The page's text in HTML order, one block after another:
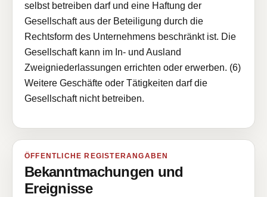
selbst betreiben darf und eine Haftung der
Gesellschaft aus der Beteiligung durch die
Rechtsform des Unternehmens beschränkt ist. Die
Gesellschaft kann im In- und Ausland
Zweigniederlassungen errichten oder erwerben. (6)
Weitere Geschäfte oder Tätigkeiten darf die
Gesellschaft nicht betreiben.
ÖFFENTLICHE REGISTERANGABEN
Bekanntmachungen und
Ereignisse